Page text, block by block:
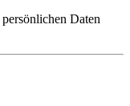
Daten